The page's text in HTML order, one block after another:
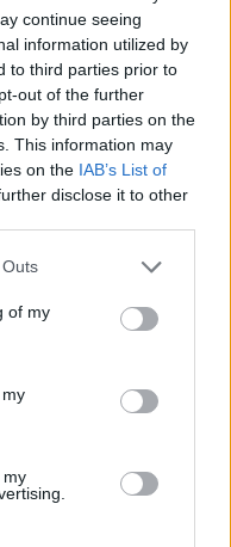
continue seeing
information utilized by
to third parties prior to
out of the further
by third parties on the
This information may
on the IAB’s List of
disclose it to other
of my
my